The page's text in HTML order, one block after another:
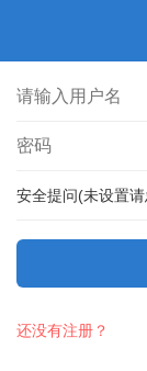
安全提问(未设置
还没有注册？